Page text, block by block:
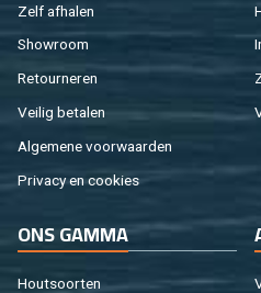
Zelf af­ha­len
Show­room
Re­tour­ne­ren
Vei­lig be­ta­len
Al­ge­me­ne voor­waar­den
Pri­va­cy en coo­kies
ONS GAMMA
Hout­soor­ten